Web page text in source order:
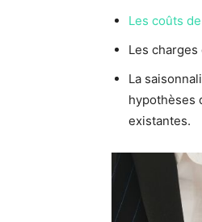
Les coûts
Les
La
hypothèses
existantes.